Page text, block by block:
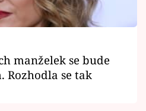
manželek se bude
se tak